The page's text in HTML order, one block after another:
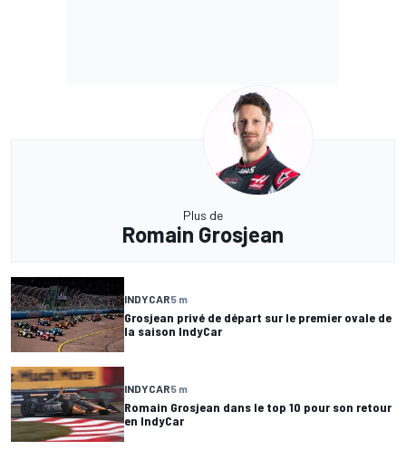
Plus de
Romain Grosjean
INDYCAR5 m
Grosjean privé de départ sur le premier ovale de
la saison IndyCar
INDYCAR5 m
Romain Grosjean dans le top 10 pour son retour
en IndyCar